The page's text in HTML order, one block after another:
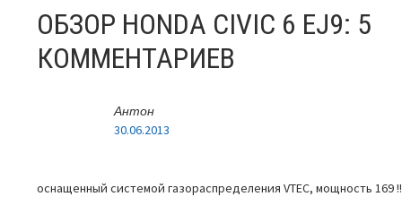
ПО
ЗАПИСЯМ
ОБЗОР HONDA CIVIC 6 EJ9: 5
КОММЕНТАРИЕВ
Антон
30.06.2013
оснащенный системой газораспределения VTEC, мощность 169